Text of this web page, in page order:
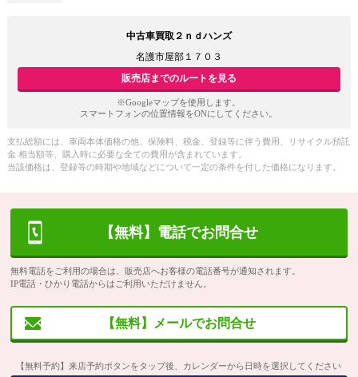
中古車買取２ｎｄハンズ
名護市屋部１７０３
販売店までのルートを見る
※Googleマップを使用します。
スマートフォンの位置情報をONにしてください。
支払総額には、車両本体価格の他、保険料、税金、登録等に伴う費用、リサイクル預託
金 相当額等、購入時に必要な全ての費用が含まれています。
当該価格は、登録等の時期や地域などについて一定の条件を付した価格になります。
【無料】電話でお問合せ
無料電話をご利用の場合は、販売店へお客様の電話番号が通知されます。
IP電話・ひかり電話からはご利用いただけません。
【無料】メールでお問合せ
【無料予約】来店予約ボタンをタップ後、カレンダーから日時を選択してください